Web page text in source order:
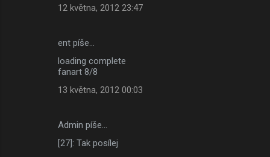
12 května, 2012 23:47
ent píše…
loading complete
fanart 8/8
13 května, 2012 00:03
Admin píše…
[27]: Tak posílej